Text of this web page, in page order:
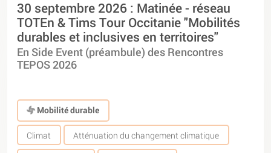
30 septembre 2026 : Matinée - réseau
TOTEn & Tims Tour Occitanie "Mobilités
durables et inclusives en territoires"
En Side Event (préambule) des Rencontres
TEPOS 2026
Mobilité durable
Climat Atténuation du changement climatique